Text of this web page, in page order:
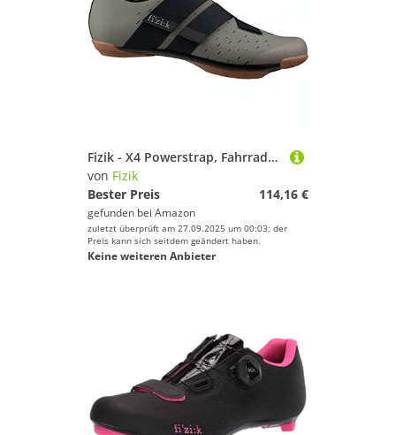
Fizik - X4 Powerstrap, Fahrradschuhe Unisex - Erwachsene
von Fizik
Bester Preis
114,16 €
gefunden bei Amazon
zuletzt überprüft am 27.09.2025 um 00:03; der
Preis kann sich seitdem geändert haben.
Keine weiteren Anbieter